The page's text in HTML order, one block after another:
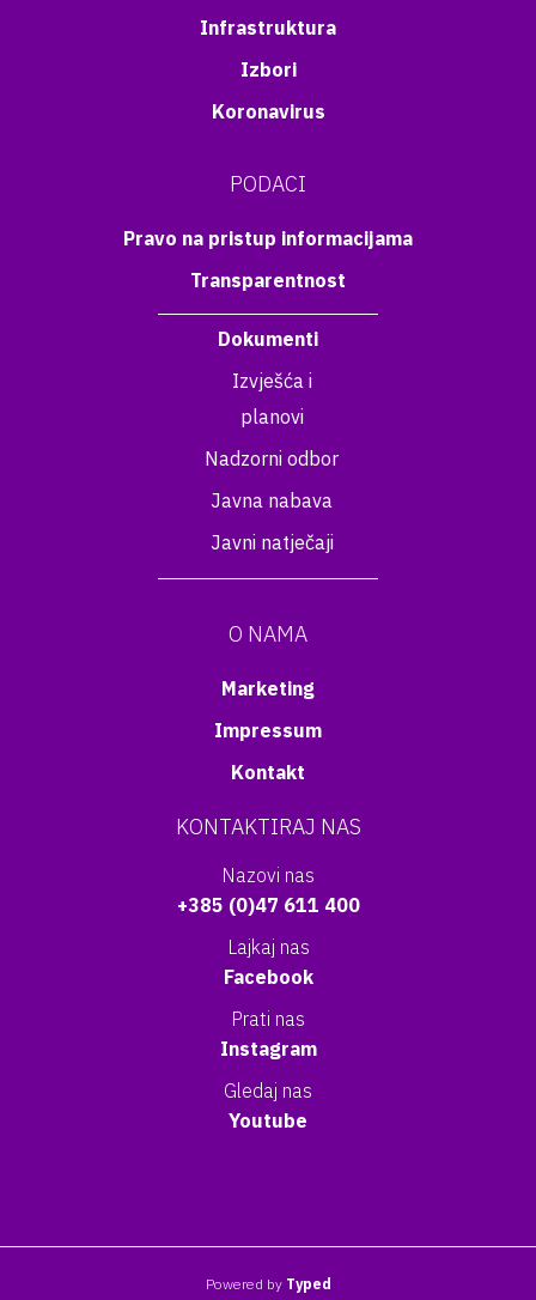
Infrastruktura
Izbori
Koronavirus
PODACI
Pravo na pristup informacijama
Transparentnost
Dokumenti
Izvješća i
planovi
Nadzorni odbor
Javna nabava
Javni natječaji
O NAMA
Marketing
Impressum
Kontakt
KONTAKTIRAJ NAS
Nazovi nas
+385 (0)47 611 400
Lajkaj nas
Facebook
Prati nas
Instagram
Gledaj nas
Youtube
Powered by Typed